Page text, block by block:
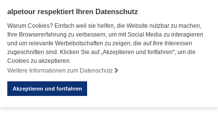
alpetour respektiert Ihren Datenschutz
Warum Cookies? Einfach weil sie helfen, die Website nutzbar zu machen,
Ihre Browsererfahrung zu verbessern, um mit Social Media zu interagieren
und um relevante Werbebotschaften zu zeigen, die auf Ihre Interessen
zugeschnitten sind. Klicken Sie auf „Akzeptieren und fortfahren", um die
Cookies zu akzeptieren.
Weitere Informationen zum Datenschutz
Akzeptieren und fortfahren